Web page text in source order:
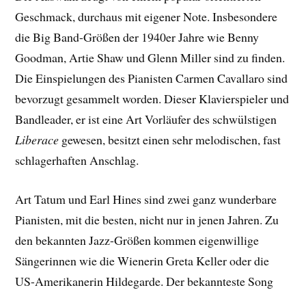
Geschmack, durchaus mit eigener Note. Insbesondere
die Big Band-Größen der 1940er Jahre wie Benny
Goodman, Artie Shaw und Glenn Miller sind zu finden.
Die Einspielungen des Pianisten Carmen Cavallaro sind
bevorzugt gesammelt worden. Dieser Klavierspieler und
Bandleader, er ist eine Art Vorläufer des schwülstigen
Liberace gewesen, besitzt einen sehr melodischen, fast
schlagerhaften Anschlag.
Art Tatum und Earl Hines sind zwei ganz wunderbare
Pianisten, mit die besten, nicht nur in jenen Jahren. Zu
den bekannten Jazz-Größen kommen eigenwillige
Sängerinnen wie die Wienerin Greta Keller oder die
US-Amerikanerin Hildegarde. Der bekannteste Song